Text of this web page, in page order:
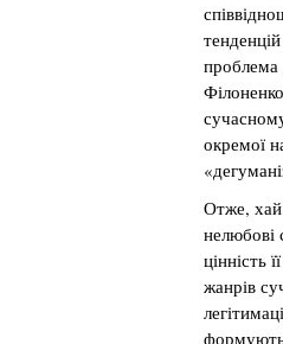
проблема
окремої
Отже, хай
нелюбові
цінність
жанрів